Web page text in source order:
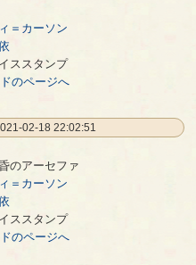
っ！！！ - 和泉沙依
＝カーソン
ススタンプ
のページへ
02-18 22:02:51
のアーセファ
＝カーソン
ススタンプ
のページへ